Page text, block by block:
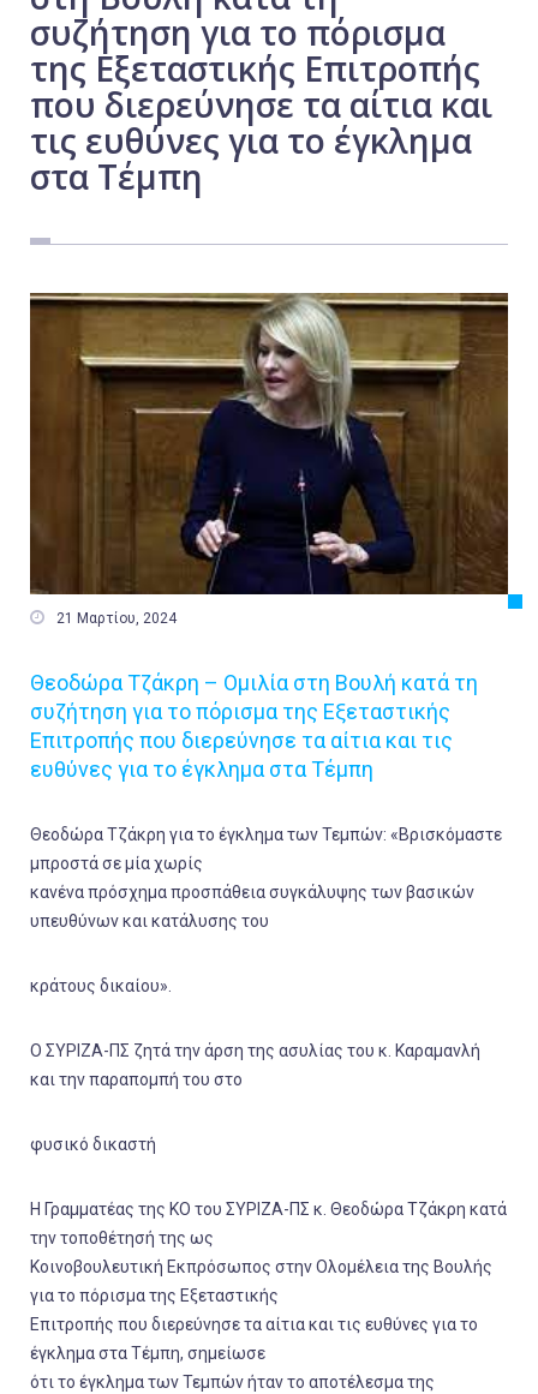
συζήτηση για το πόρισμα
της Εξεταστικής Επιτροπής
που διερεύνησε τα αίτια και
τις ευθύνες για το έγκλημα
στα Τέμπη
 21 Μαρτίου, 2024
Θεοδώρα Τζάκρη – Ομιλία στη Βουλή κατά τη
συζήτηση για το πόρισμα της Εξεταστικής
Επιτροπής που διερεύνησε τα αίτια και τις
ευθύνες για το έγκλημα στα Τέμπη
Θεοδώρα Τζάκρη για το έγκλημα των Τεμπών: «Βρισκόμαστε
μπροστά σε μία χωρίς
κανένα πρόσχημα προσπάθεια συγκάλυψης των βασικών
υπευθύνων και κατάλυσης του
κράτους δικαίου».
Ο ΣΥΡΙΖΑ-ΠΣ ζητά την άρση της ασυλίας του κ. Καραμανλή
και την παραπομπή του στο
φυσικό δικαστή
Η Γραμματέας της ΚΟ του ΣΥΡΙΖΑ-ΠΣ κ. Θεοδώρα Τζάκρη κατά
την τοποθέτησή της ως
Κοινοβουλευτική Εκπρόσωπος στην Ολομέλεια της Βουλής
για το πόρισμα της Εξεταστικής
Επιτροπής που διερεύνησε τα αίτια και τις ευθύνες για το
έγκλημα στα Τέμπη, σημείωσε
ότι το έγκλημα των Τεμπών ήταν το αποτέλεσμα της
Εργασία
Ελλάδα
Κόσμος
Τοπικά
Αθλητικά
Αστυνομικό Δελτίο